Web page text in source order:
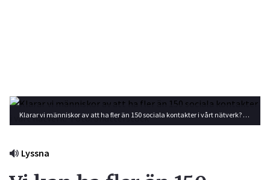
Klarar vi människor av att ha fler än 150 sociala kontakter i vårt nätverk? Foto: Shutterstock
Lyssna